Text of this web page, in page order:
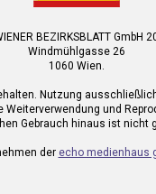
BEZIRKSBLATT GmbH
Windmühlgasse 26
1060 Wien.
Nutzung
Weiterverwendung und
Gebrauch hinaus ist nicht
der echo medienhaus